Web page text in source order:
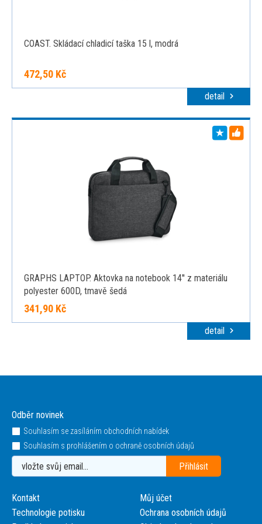
COAST. Skládací chladicí taška 15 l, modrá
472,50 Kč
detail
GRAPHS LAPTOP. Aktovka na notebook 14'' z materiálu
polyester 600D, tmavě šedá
341,90 Kč
detail
Odběr novinek
Souhlasím se zasíláním obchodních nabídek
Souhlasím s prohlášením o ochraně osobních údajů
Kontakt
Technologie potisku
Můj účet
Ochrana osobních údajů